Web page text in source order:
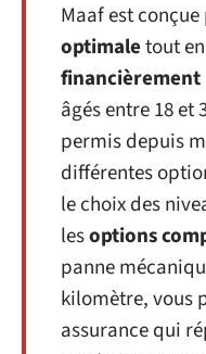
Maaf est
optimaletout
financièrement
âgés entre 18 et
permis depuis
différentes
le choix des
lesoptions
panne
kilomètre, vous
assurance qui